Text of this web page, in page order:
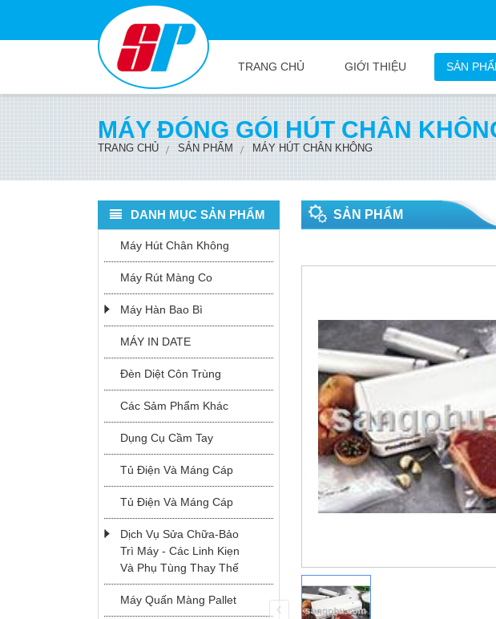
TRANG CHỦ GIỚI THIỆU SẢN
MÁY ĐÓNG GÓI HÚT CHÂN
TRANG CHỦ SẢN PHẨM MÁY HÚT CHÂN KHÔNG
DANH MỤC SẢN PHẨM
Máy Hút Chân Không
Máy Rút Màng Co
Máy Hàn Bao Bì
MÁY IN DATE
Đèn Diệt Côn Trùng
Các Sảm Phẩm Khác
Dụng Cụ Cầm Tay
Tủ Điện Và Máng Cáp
Tủ Điện Và Máng Cáp
Dịch Vụ Sửa Chữa-Bảo
Trì Máy - Các Linh Kiẹn
Và Phụ Tùng Thay Thế
Máy Quấn Màng Pallet
SẢN PHẨM